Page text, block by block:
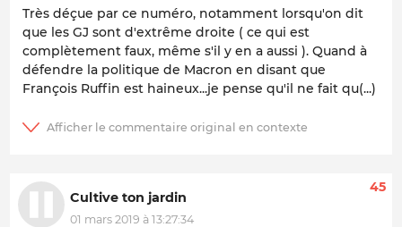
Très déçue par ce numéro, notamment lorsqu'on dit
que les GJ sont d'extrême droite ( ce qui est
complètement faux, même s'il y en a aussi ). Quand à
défendre la politique de Macron en disant que
François Ruffin est haineux...je pense qu'il ne fait qu(...)
Cultive ton jardin
01 mars 2019 à 13:27:34
45